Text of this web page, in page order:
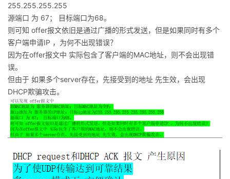
255.255.255.255
源端口 为 67； 目标端口为68。
则可知 offer报文依旧是通过广播的形式发送，但是如果同时有多个
客户端申请IP ，为何不出现错误？
因为在offer报文中 实际包含了客户端的MAC地址，则不会出现错
误。
但由于 如果多个server存在，先接受到的地址 先生效，会出现
DHCP欺骗攻击。